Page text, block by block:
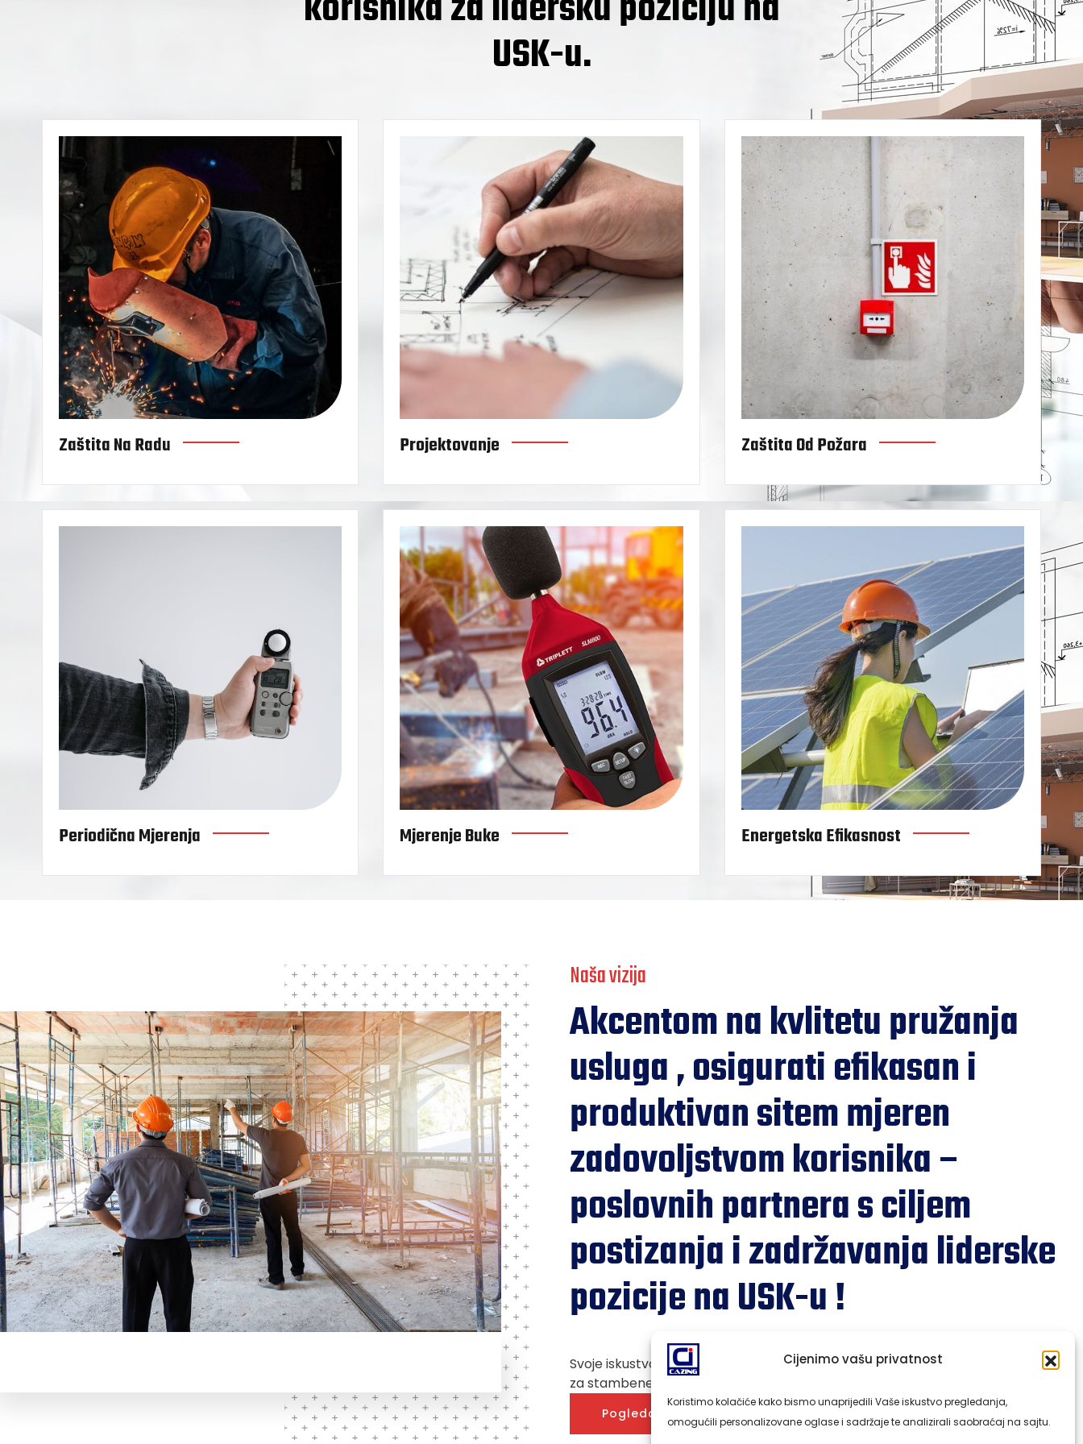
Cijenimo vašu privatnost
Koristimo kolačiće kako bismo unaprijedili Vaše iskustvo pregledanja,
omogućili personalizovane oglase i sadržaje te analizirali saobraćaj na sajtu.
USK-u.
Zaštita na radu
Zaštita Na Radu
Projektovanje
Projektovanje
Zaštita od požara
Zaštita Od Požara
Periodična mjerenja
Periodična Mjerenja
Mjerenje buke
Mjerenje Buke
Energetska
Energetska Efikasnost
Naša vizija
Akcentom na kvlitetu pružanja
usluga , osigurati efikasan i
produktivan sitem mjeren
zadovoljstvom korisnika –
poslovnih partnera s ciljem
postizanja i zadržavanja liderske
pozicije na USK-u !
Svoje iskustvo gradimo na visokokvalitetnim građevinskim i tehničkim rješenjima
za stambene i industrijske objekte!
Pogledajte više